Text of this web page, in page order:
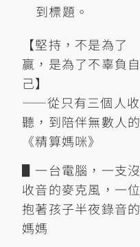
到標題。
【堅持，不是為了
贏，是為了不辜負自
己】
——從只有三個人收
聽，到陪伴無數人的
《精算媽咪》
▋一台電腦，一支沒
收音的麥克風，一位
抱著孩子半夜錄音的
媽媽